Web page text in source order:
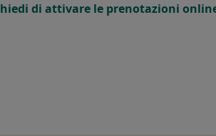
di attivare le prenotazioni